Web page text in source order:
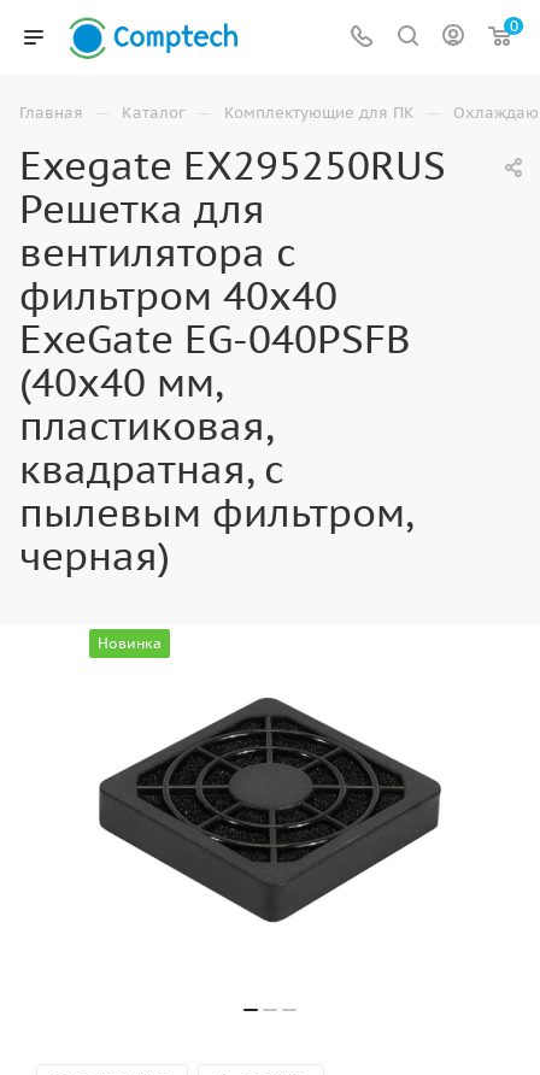
0
Главная — Каталог — Комплектующие для ПК —
Exegate EX295250RUS
Решетка для
вентилятора с
фильтром 40х40
ExeGate EG-040PSFB
(40x40 мм,
пластиковая,
квадратная, с
пылевым фильтром,
черная)
Новинка